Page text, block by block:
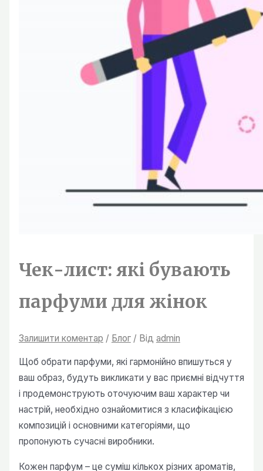
Чек-лист: які бувають
парфуми для жінок
Залишити коментар / Блог/ Від admin
Щоб обрати парфуми, які гармонійно впишуться у
ваш образ, будуть викликати у вас приємні відчуття
і продемонструють оточуючим ваш характер чи
настрій, необхідно ознайомитися з класифікацією
композицій і основними категоріями, що
пропонують сучасні виробники.
Кожен парфум – це суміш кількох різних ароматів,